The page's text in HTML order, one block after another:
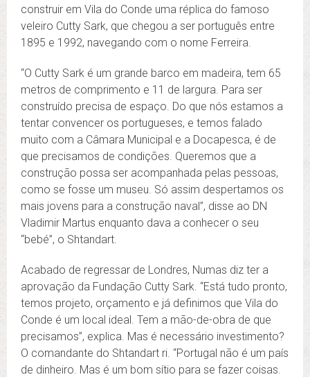
construir em Vila do Conde uma réplica do famoso
veleiro Cutty Sark, que chegou a ser português entre
1895 e 1992, navegando com o nome Ferreira.
“O Cutty Sark é um grande barco em madeira, tem 65
metros de comprimento e 11 de largura. Para ser
construído precisa de espaço. Do que nós estamos a
tentar convencer os portugueses, e temos falado
muito com a Câmara Municipal e a Docapesca, é de
que precisamos de condições. Queremos que a
construção possa ser acompanhada pelas pessoas,
como se fosse um museu. Só assim despertamos os
mais jovens para a construção naval”, disse ao DN
Vladimir Martus enquanto dava a conhecer o seu
“bebé”, o Shtandart.
Acabado de regressar de Londres, Numas diz ter a
aprovação da Fundação Cutty Sark. “Está tudo pronto,
temos projeto, orçamento e já definimos que Vila do
Conde é um local ideal. Tem a mão-de-obra de que
precisamos”, explica. Mas é necessário investimento?
O comandante do Shtandart ri. “Portugal não é um país
de dinheiro. Mas é um bom sítio para se fazer coisas.